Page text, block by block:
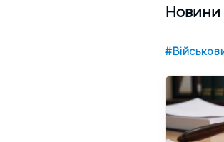
Новини